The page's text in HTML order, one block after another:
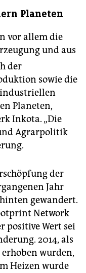
Planeten
vor allem die
und aus
der
sowie die
Planeten,
Inkota. „Die
Agrarpolitik
der
Jahr
gewandert.
Network
positive Wert sei
2014, als
wurden,
Heizen wurde